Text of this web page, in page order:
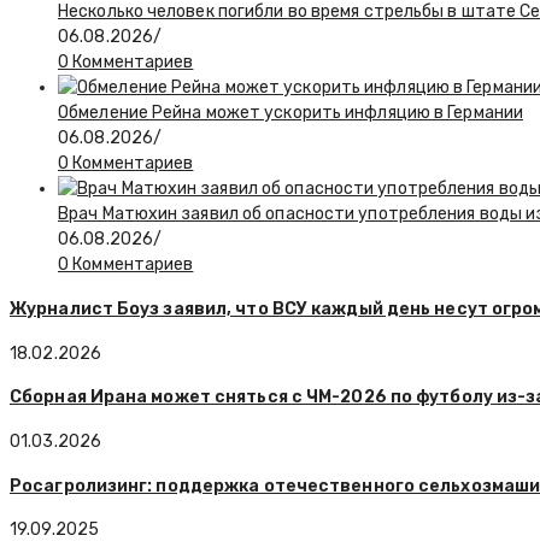
Несколько человек погибли во время стрельбы в штате
06.08.2026/
0 Комментариев
Обмеление Рейна может ускорить инфляцию в Германии
06.08.2026/
0 Комментариев
Врач Матюхин заявил об опасности употребления воды
06.08.2026/
0 Комментариев
Журналист Боуз заявил, что ВСУ каждый день несут
18.02.2026
Сборная Ирана может сняться с ЧМ-2026 по футболу из-
01.03.2026
Росагролизинг: поддержка отечественного
19.09.2025